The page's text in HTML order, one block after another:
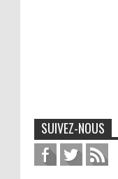
SUIVEZ-NOUS